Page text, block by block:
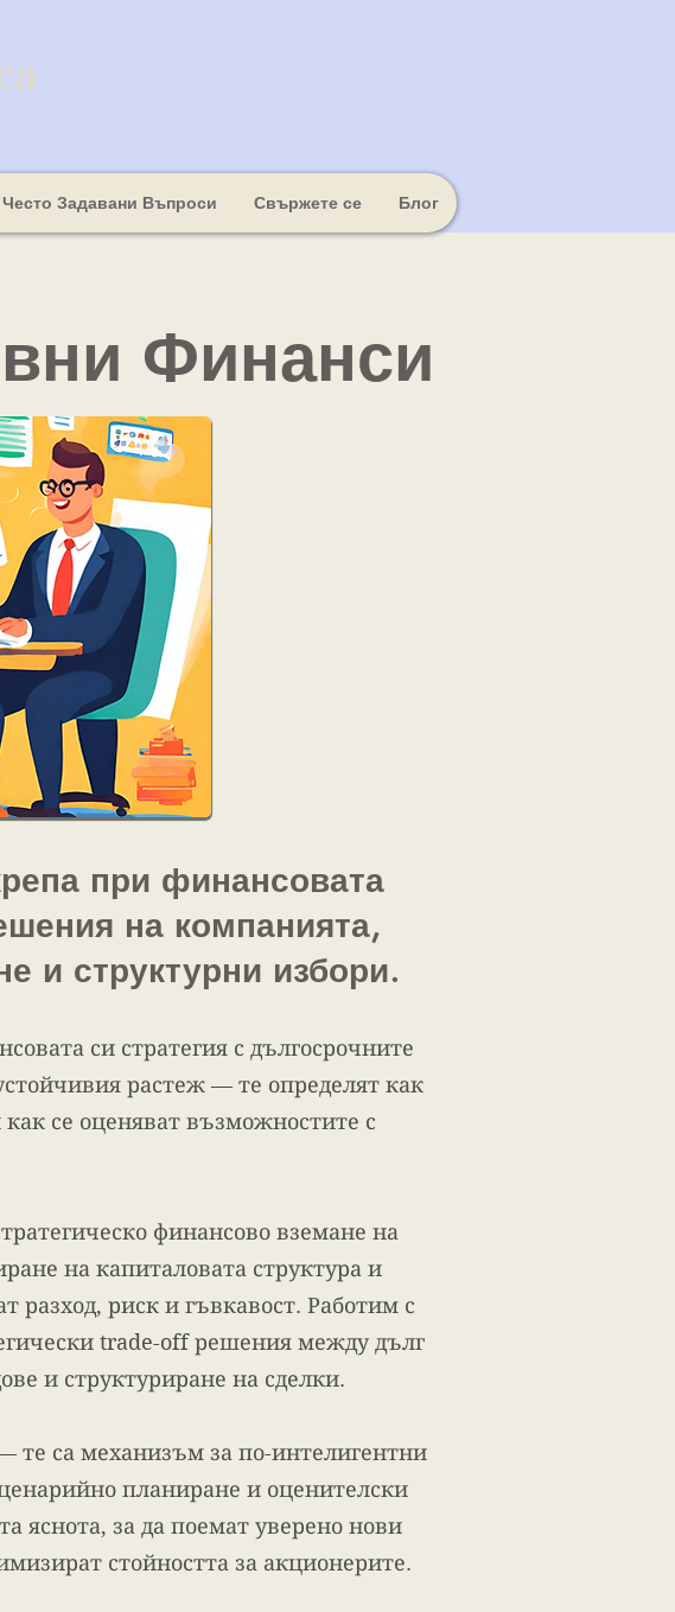
Често Задавани Въпроси Свържете се Блог
Финанси
при финансовата
на компанията,
и структурни избори.
си стратегия с дългосрочните
растеж — те определят как
се оценяват възможностите с
финансово вземане на
на капиталовата структура и
риск и гъвкавост. Работим с
trade-off решения между дълг
и структуриране на сделки.
те са механизъм за по-интелигентни
планиране и оценителски
яснота, за да поемат уверено нови
стойността за акционерите.